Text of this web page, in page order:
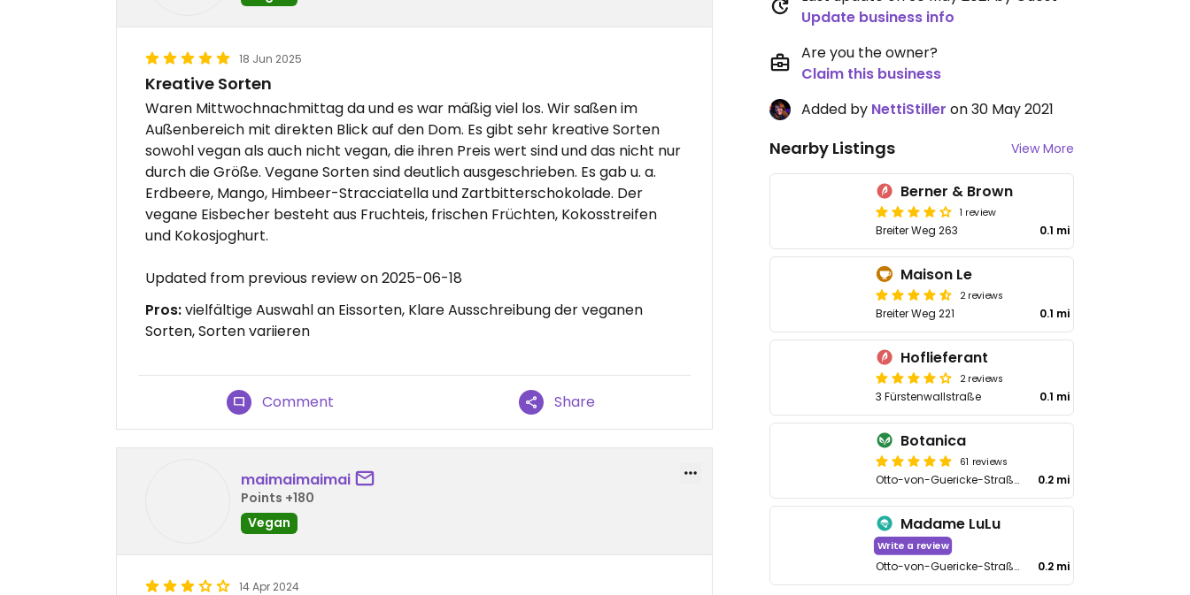
18 Jun 2025
Kreative Sorten
Waren Mittwochnachmittag da und es war mäßig viel los. Wir saßen im
Außenbereich mit direkten Blick auf den Dom. Es gibt sehr kreative Sorten
sowohl vegan als auch nicht vegan, die ihren Preis wert sind und das nicht nur
durch die Größe. Vegane Sorten sind deutlich ausgeschrieben. Es gab u. a.
Erdbeere, Mango, Himbeer-Stracciatella und Zartbitterschokolade. Der
vegane Eisbecher besteht aus Fruchteis, frischen Früchten, Kokosstreifen
und Kokosjoghurt.
Updated from previous review on 2025-06-18
Pros:vielfältige Auswahl an Eissorten, Klare Ausschreibung der veganen
Sorten, Sorten variieren
Comment Share
maimaimaimai
Points +180
Vegan
14 Apr 2024
Update business info
Are you the owner?
Claim this business
Added by NettiStiller on 30 May 2021
Nearby Listings View More
Berner & Brown
1 review
Breiter Weg 263 0.1 mi
Maison Le
2 reviews
Breiter Weg 221 0.1 mi
Hoflieferant
2 reviews
3 Fürstenwallstraße 0.1 mi
Botanica
61 reviews
Otto-von-Guericke-Straße 66 0.2 mi
Madame LuLu
Write a review
Otto-von-Guericke-Straße 66 0.2 mi